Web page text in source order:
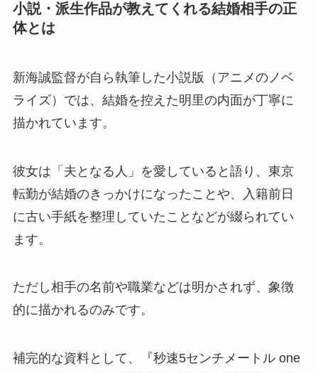
小説・派生作品が教えてくれる結婚相手の正
体とは
新海誠監督が自ら執筆した小説版（アニメのノベ
ライズ）では、結婚を控えた明里の内面が丁寧に
描かれています。
彼女は「夫となる人」を愛していると語り、東京
転勤が結婚のきっかけになったことや、入籍前日
に古い手紙を整理していたことなどが綴られてい
ます。
ただし相手の名前や職業などは明かされず、象徴
的に描かれるのみです。
補完的な資料として、『秒速5センチメートル one